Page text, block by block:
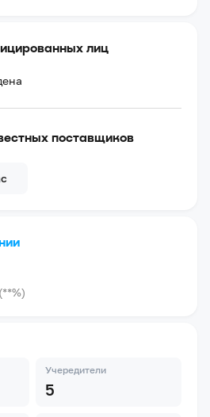
лиц
поставщиков
(**%)
Учередители
5